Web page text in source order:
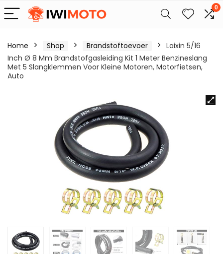
0
Home Shop Brandstoftoevoer
Laixin 5/16
Inch Ø 8 Mm Brandstofgasleiding Kit 1 Meter Benzineslang
Met 5 Slangklemmen Voor Kleine Motoren, Motorfietsen,
Auto